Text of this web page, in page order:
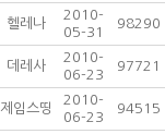
헬레나
2010-
05-31
98290
데레사
2010-
06-23
97721
제임스띵
2010-
06-23
94515